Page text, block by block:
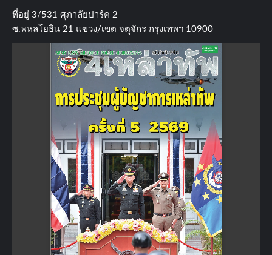
ที่อยู่​ 3/531​ ศุภาลัยปาร์ค​ 2
ซ.พหลโยธิน​ 21​ แขวง/เขต​ จตุจักร​ กรุงเทพฯ 10900